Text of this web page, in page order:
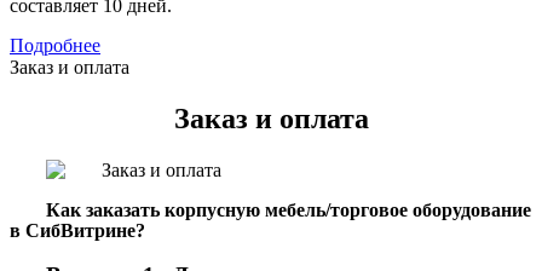
составляет 10 дней.
Подробнее
Заказ и оплата
Заказ и оплата
Как заказать корпусную мебель/торговое оборудование
в СибВитрине?